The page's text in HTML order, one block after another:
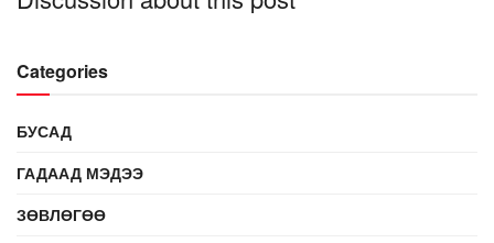
Categories
БУСАД
ГАДААД МЭДЭЭ
ЗӨВЛӨГӨӨ